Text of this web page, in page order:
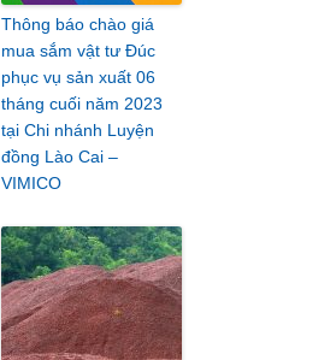
Thông báo chào giá
mua sắm vật tư Đúc
phục vụ sản xuất 06
tháng cuối năm 2023
tại Chi nhánh Luyện
đồng Lào Cai –
VIMICO